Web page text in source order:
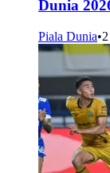
Dunia
Piala Dunia•